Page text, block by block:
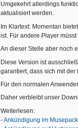
Umgekehrt allerdings
aktualisiert werden.
Im Klartext: Momentan
ist. Für andere Player
An dieser Stelle aber noch
Diese Version ist
garantiert, dass sich mit
Für den normalen
Daher verbleibt unser
Weiterlesen:
-Ankündigung im